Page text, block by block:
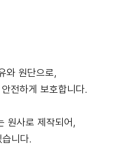
원단으로,
전하게 보호합니다.
원사로 제작되어,
니다.